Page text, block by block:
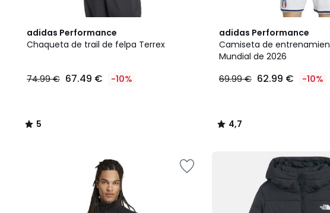
adidas Performance
Chaqueta de trail de felpa Terrex
€
74.99
74.99 € 67.49 € -10%
5
/
5
/
adidas Performance
Camiseta de
Mundial de 2026
69.99 € 62.99 € -10%
4,7
/ 5
4,7
/